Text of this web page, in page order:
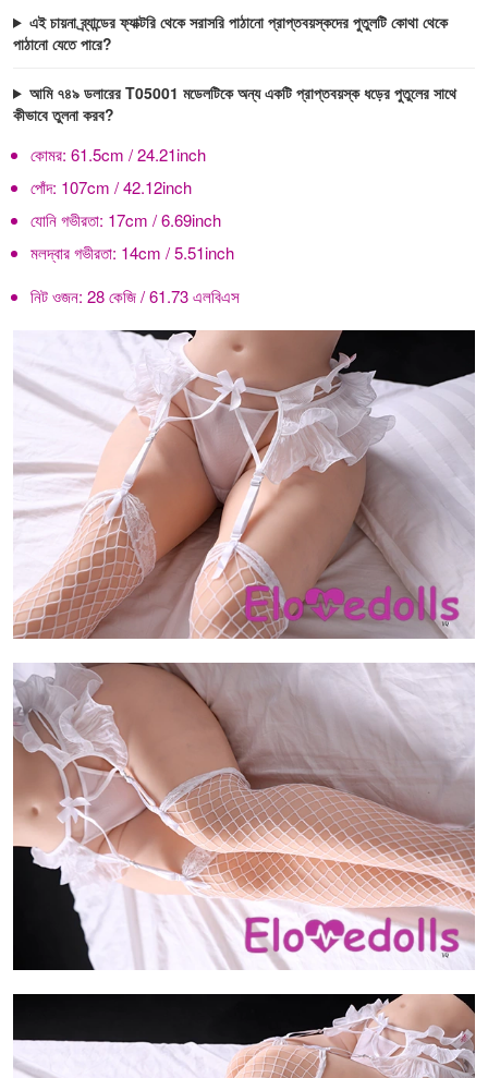
এই চায়না ব্র্যান্ডের ফ্যাক্টরি থেকে সরাসরি পাঠানো প্রাপ্তবয়স্কদের পুতুলটি কোথা থেকে
পাঠানো যেতে পারে?
আমি ৭৪৯ ডলারের T05001 মডেলটিকে অন্য একটি প্রাপ্তবয়স্ক ধড়ের পুতুলের সাথে
কীভাবে তুলনা করব?
কোমর: 61.5cm / 24.21inch
পোঁদ: 107cm / 42.12inch
যোনি গভীরতা: 17cm / 6.69inch
মলদ্বার গভীরতা: 14cm / 5.51inch
নিট ওজন: 28 কেজি / 61.73 এলবিএস